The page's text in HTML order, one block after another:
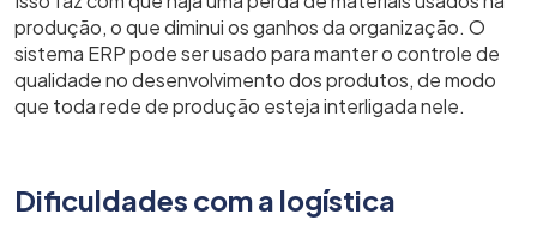
produção, o que diminui os ganhos da organização. O
sistema ERP pode ser usado para manter o controle de
qualidade no desenvolvimento dos produtos, de modo
que toda rede de produção esteja interligada nele.
Dificuldades com a logística